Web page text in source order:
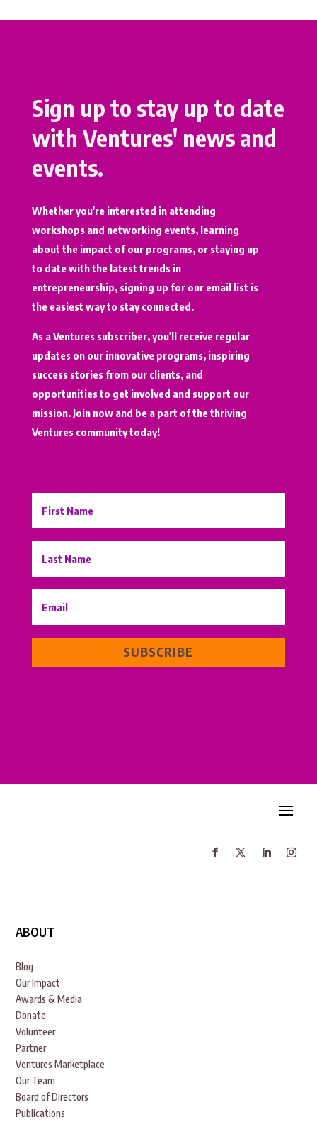
Sign up to stay up to date
with Ventures' news and
events.
Whether you're interested in attending
workshops and networking events, learning
about the impact of our programs, or staying up
to date with the latest trends in
entrepreneurship, signing up for our email list is
the easiest way to stay connected.
As a Ventures subscriber, you'll receive regular
updates on our innovative programs, inspiring
success stories from our clients, and
opportunities to get involved and support our
mission. Join now and be a part of the thriving
Ventures community today!
SUBSCRIBE
ABOUT
Blog
Our Impact
Awards & Media
Donate
Volunteer
Partner
Ventures Marketplace
Our Team
Board of Directors
Publications